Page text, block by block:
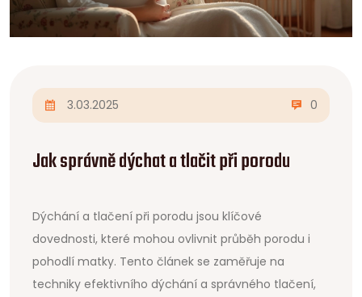
3.03.2025 0
Jak správně dýchat a tlačit při porodu
Dýchání a tlačení při porodu jsou klíčové
dovednosti, které mohou ovlivnit průběh porodu i
pohodlí matky. Tento článek se zaměřuje na
techniky efektivního dýchání a správného tlačení,